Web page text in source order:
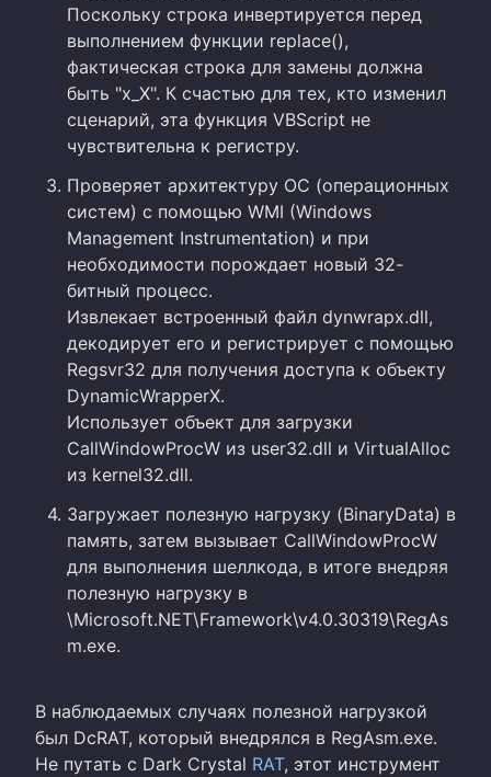
Поскольку строка инвертируется перед
выполнением функции replace(),
фактическая строка для замены должна
быть "x_X". К счастью для тех, кто изменил
сценарий, эта функция VBScript не
чувствительна к регистру.
Проверяет архитектуру ОС (операционных
систем) с помощью WMI (Windows
Management Instrumentation) и при
необходимости порождает новый 32-
битный процесс.
Извлекает встроенный файл dynwrapx.dll,
декодирует его и регистрирует с помощью
Regsvr32 для получения доступа к объекту
DynamicWrapperX.
Использует объект для загрузки
CallWindowProcW из user32.dll и VirtualAlloc
из kernel32.dll.
Загружает полезную нагрузку (BinaryData) в
память, затем вызывает CallWindowProcW
для выполнения шеллкода, в итоге внедряя
полезную нагрузку в
\Microsoft.NET\Framework\v4.0.30319\RegAs
m.exe.
В наблюдаемых случаях полезной нагрузкой
был DcRAT, который внедрялся в RegAsm.exe.
Не путать с Dark Crystal RAT, этот инструмент